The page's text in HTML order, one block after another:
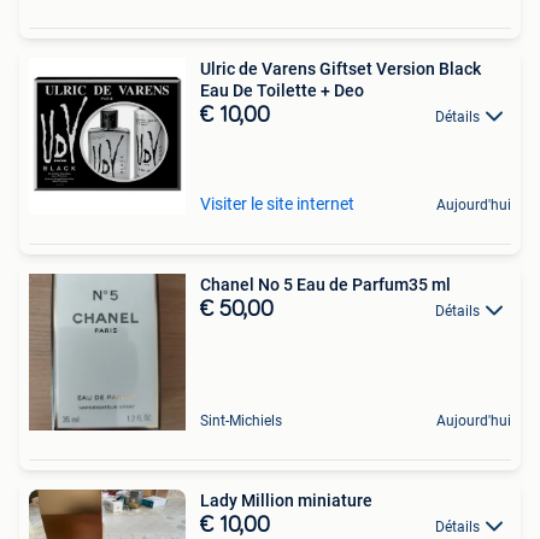
Ulric de Varens Giftset Version Black
Eau De Toilette + Deo
€ 10,00 Détails
Visiter le site internet Aujourd'hui
Chanel No 5 Eau de Parfum35 ml
€ 50,00 Détails
Sint-Michiels Aujourd'hui
Lady Million miniature
€ 10,00 Détails